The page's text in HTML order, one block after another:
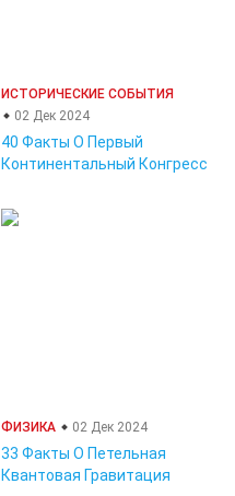
ИСТОРИЧЕСКИЕ СОБЫТИЯ
02 Дек 2024
40 Факты О Первый
Континентальный Конгресс
ФИЗИКА 02 Дек 2024
33 Факты О Петельная
Квантовая Гравитация